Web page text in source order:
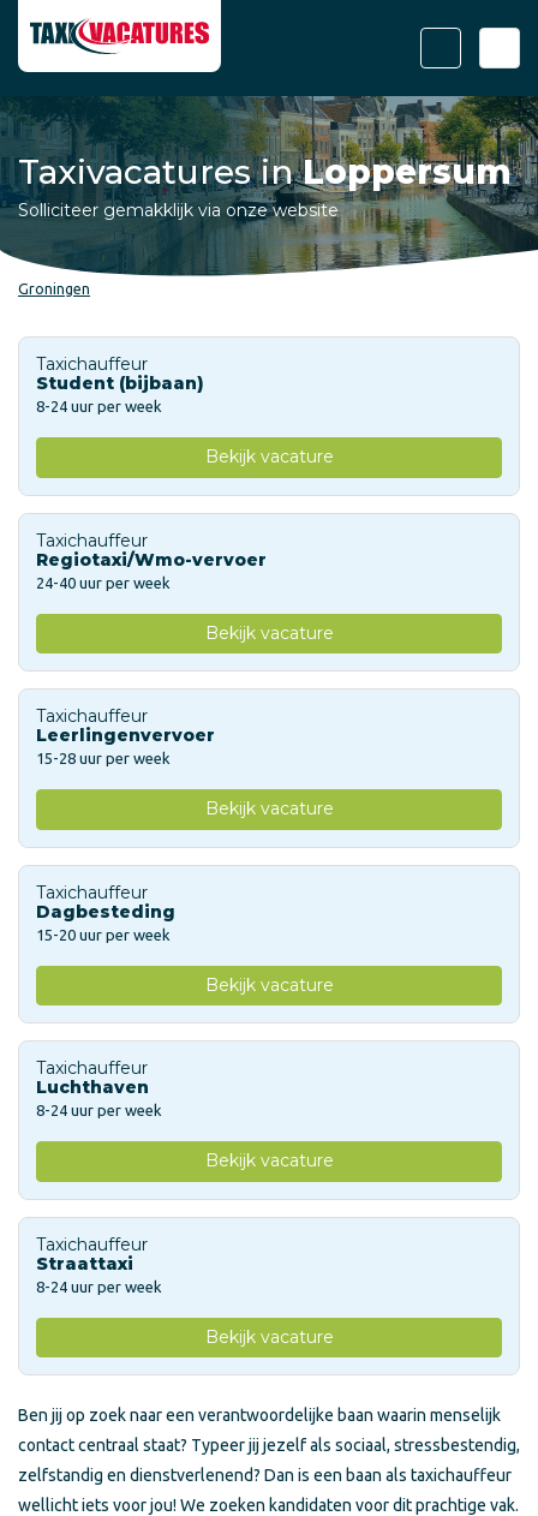
Taxivacatures inLoppersum
Solliciteer gemakklijk via onze website
Groningen
Taxichauffeur
Student (bijbaan)
8-24 uur per week
Bekijk vacature
Taxichauffeur
Regiotaxi/Wmo-vervoer
24-40 uur per week
Bekijk vacature
Taxichauffeur
Leerlingenvervoer
15-28 uur per week
Bekijk vacature
Taxichauffeur
Dagbesteding
15-20 uur per week
Bekijk vacature
Taxichauffeur
Luchthaven
8-24 uur per week
Bekijk vacature
Taxichauffeur
Straattaxi
8-24 uur per week
Bekijk vacature
Ben jij op zoek naar een verantwoordelijke baan waarin menselijk
contact centraal staat? Typeer jij jezelf als sociaal, stressbestendig,
zelfstandig en dienstverlenend? Dan is een baan als taxichauffeur
wellicht iets voor jou! We zoeken kandidaten voor dit prachtige vak.